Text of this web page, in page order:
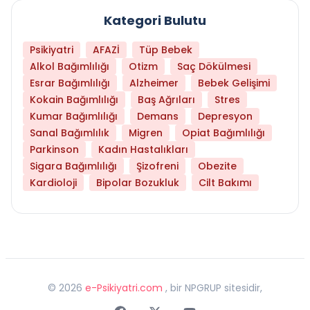
Kategori Bulutu
Psikiyatri AFAZİ
Tüp Bebek
Alkol Bağımlılığı
Otizm
Saç Dökülmesi
Esrar Bağımlılığı
Alzheimer
Bebek Gelişimi
Kokain Bağımlılığı
Baş Ağrıları
Stres
Kumar Bağımlılığı
Demans
Depresyon
Sanal Bağımlılık
Migren
Opiat Bağımlılığı
Parkinson
Kadın Hastalıkları
Sigara Bağımlılığı
Şizofreni
Obezite
Kardioloji
Bipolar Bozukluk Cilt Bakımı
© 2026 e-Psikiyatri.com , bir NPGRUP sitesidir,